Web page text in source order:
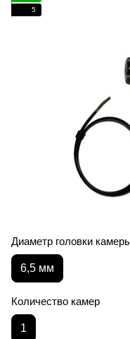
5
Диаметр головки
6,5 мм
Количество камер
1